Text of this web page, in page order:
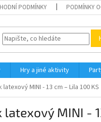
PODMÍNKY PODMÍNKY
Hry a jiné aktivity
latexový MINI - 13 cm – Lila 100 KS
latexový MINI -